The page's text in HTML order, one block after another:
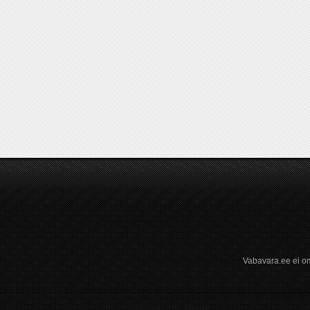
Vabavara.ee ei